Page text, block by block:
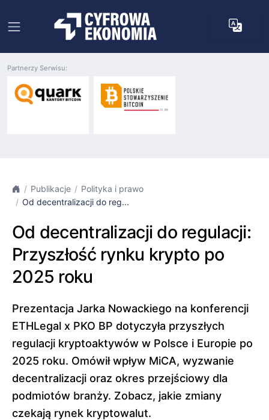
Partnerzy Serwisu:
Publikacje
Polityka i prawo
Od decentralizacji do reg...
Od decentralizacji do regulacji:
Przyszłość rynku krypto po
2025 roku
Prezentacja Jarka Nowackiego na konferencji
ETHLegal x PKO BP dotyczyła przyszłych
regulacji kryptoaktywów w Polsce i Europie po
2025 roku. Omówił wpływ MiCA, wyzwanie
decentralizacji oraz okres przejściowy dla
podmiotów branży. Zobacz, jakie zmiany
czekają rynek kryptowalut.